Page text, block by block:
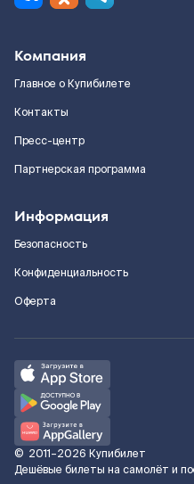
Компания
Главное о Купибилете
Контакты
Пресс-центр
Партнерская программа
Информация
Безопасность
Конфиденциальность
Оферта
© 2011–2026 Купибилет
Дешёвые билеты на самолёт и